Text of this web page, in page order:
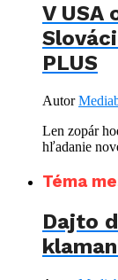
V USA
PLUS
Autor
Len zopár
hľadanie
Téma
Dajto